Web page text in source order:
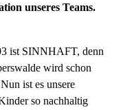
unseres Teams.
ist SINNHAFT, denn
wird schon
ist es unsere
so nachhaltig